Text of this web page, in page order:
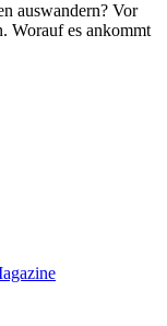
auswandern? Vor
Worauf es ankommt